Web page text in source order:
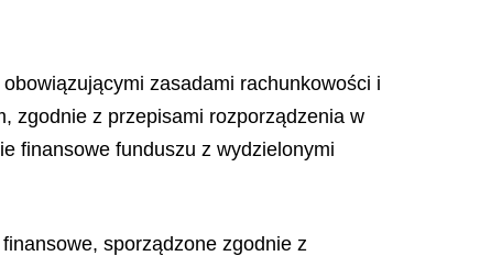
zasadami rachunkowości i
zgodnie z przepisami rozporządzenia w
finansowe funduszu z wydzielonymi
sporządzone zgodnie z